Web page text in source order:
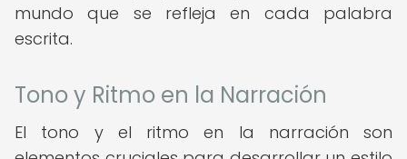
mundo que se refleja en cada palabra
escrita.
Tono y Ritmo en la Narración
El tono y el ritmo en la narración son